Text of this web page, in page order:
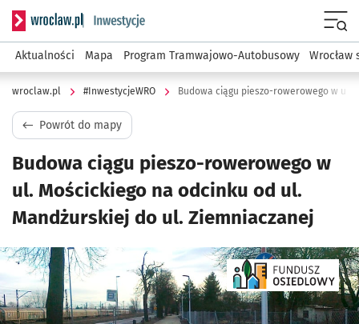
Serwis informacyjny wroclaw.pl podserwis:
Aktualności Mapa Program Tramwajowo-Autobusowy Wrocław
wroclaw.pl #InwestycjeWRO
Powrót do mapy
Budowa ciągu pieszo-rowerowego w
ul. Mościckiego na odcinku od ul.
Mandżurskiej do ul. Ziemniaczanej
Kliknij, aby powiększyć